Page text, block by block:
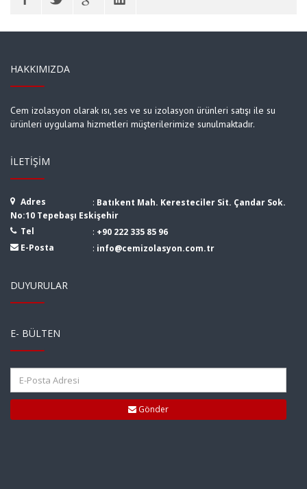
HAKKIMIZDA
Cem izolasyon olarak ısı, ses ve su izolasyon ürünleri satışı ile su
ürünleri uygulama hizmetleri müşterilerimize sunulmaktadır.
İLETIŞIM
Adres : Batıkent Mah. Keresteciler Sit. Çandar Sok.
No:10 Tepebaşı Eskişehir
Tel
: +90 222 335 85 96
E-Posta
: info@cemizolasyon.com.tr
DUYURULAR
E- BÜLTEN
Gönder